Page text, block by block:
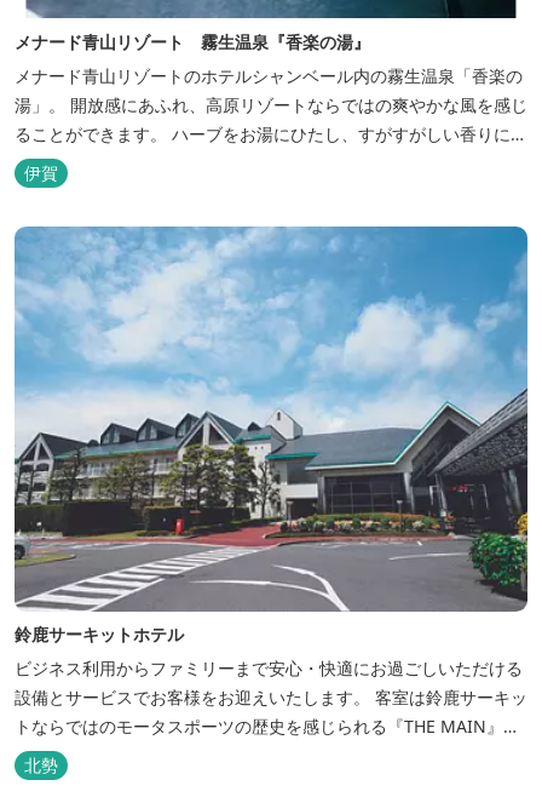
メナード青山リゾート 霧生温泉『香楽の湯』
メナード青山リゾートのホテルシャンベール内の霧生温泉「香楽の
湯」。 開放感にあふれ、高原リゾートならではの爽やかな風を感じ
ることができます。 ハーブをお湯にひたし、すがすがしい香りに心
あらわれる「香りの湯」は、特に女性の方に人気です。 その他、
広々とした空間とたっぷりのお湯が魅力の「大浴場」、高原の景色
お湯をお楽しみいただけま...
伊賀
鈴鹿サーキットホテル
ビジネス利用からファミリーまで安心・快適にお過ごしいただける
設備とサービスでお客様をお迎えいたします。 客室は鈴鹿サーキッ
トならではのモータスポーツの歴史を感じられる『THE MAIN』を
はじめ、ファミリーにおすすめのキッズ・ベビーにやさしいこだわ
りの詰まった「サーキット キッズルーム」「コチラファミリールー
北勢